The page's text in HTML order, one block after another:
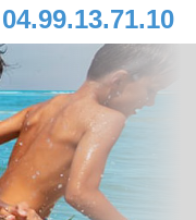
04.99.13.71.10